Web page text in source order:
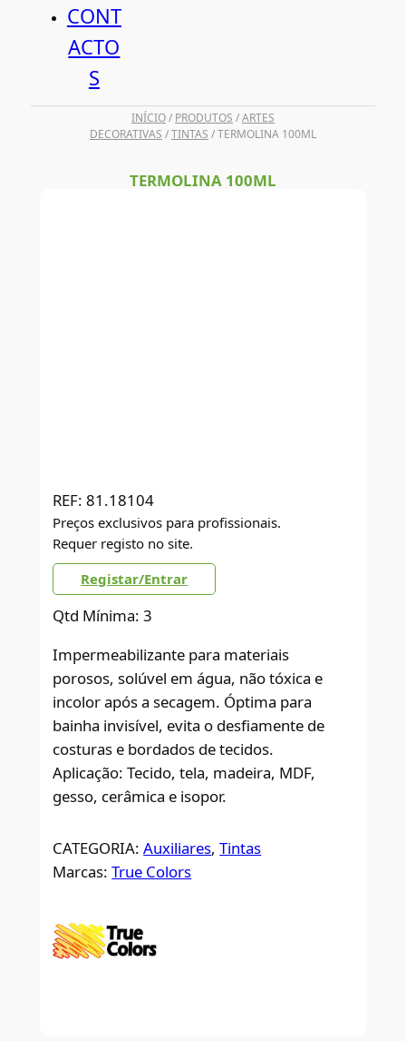
CONT
ACTO
S
INÍCIO/ PRODUTOS /ARTES
DECORATIVAS /TINTAS / TERMOLINA 100ML
TERMOLINA 100ML
REF: 81.18104
Preços exclusivos para profissionais.
Requer registo no site.
Registar/Entrar
Qtd Mínima: 3
Impermeabilizante para materiais
porosos, solúvel em água, não tóxica e
incolor após a secagem. Óptima para
bainha invisível, evita o desfiamente de
costuras e bordados de tecidos.
Aplicação: Tecido, tela, madeira, MDF,
gesso, cerâmica e isopor.
CATEGORIA:Auxiliares, Tintas
Marcas:True Colors